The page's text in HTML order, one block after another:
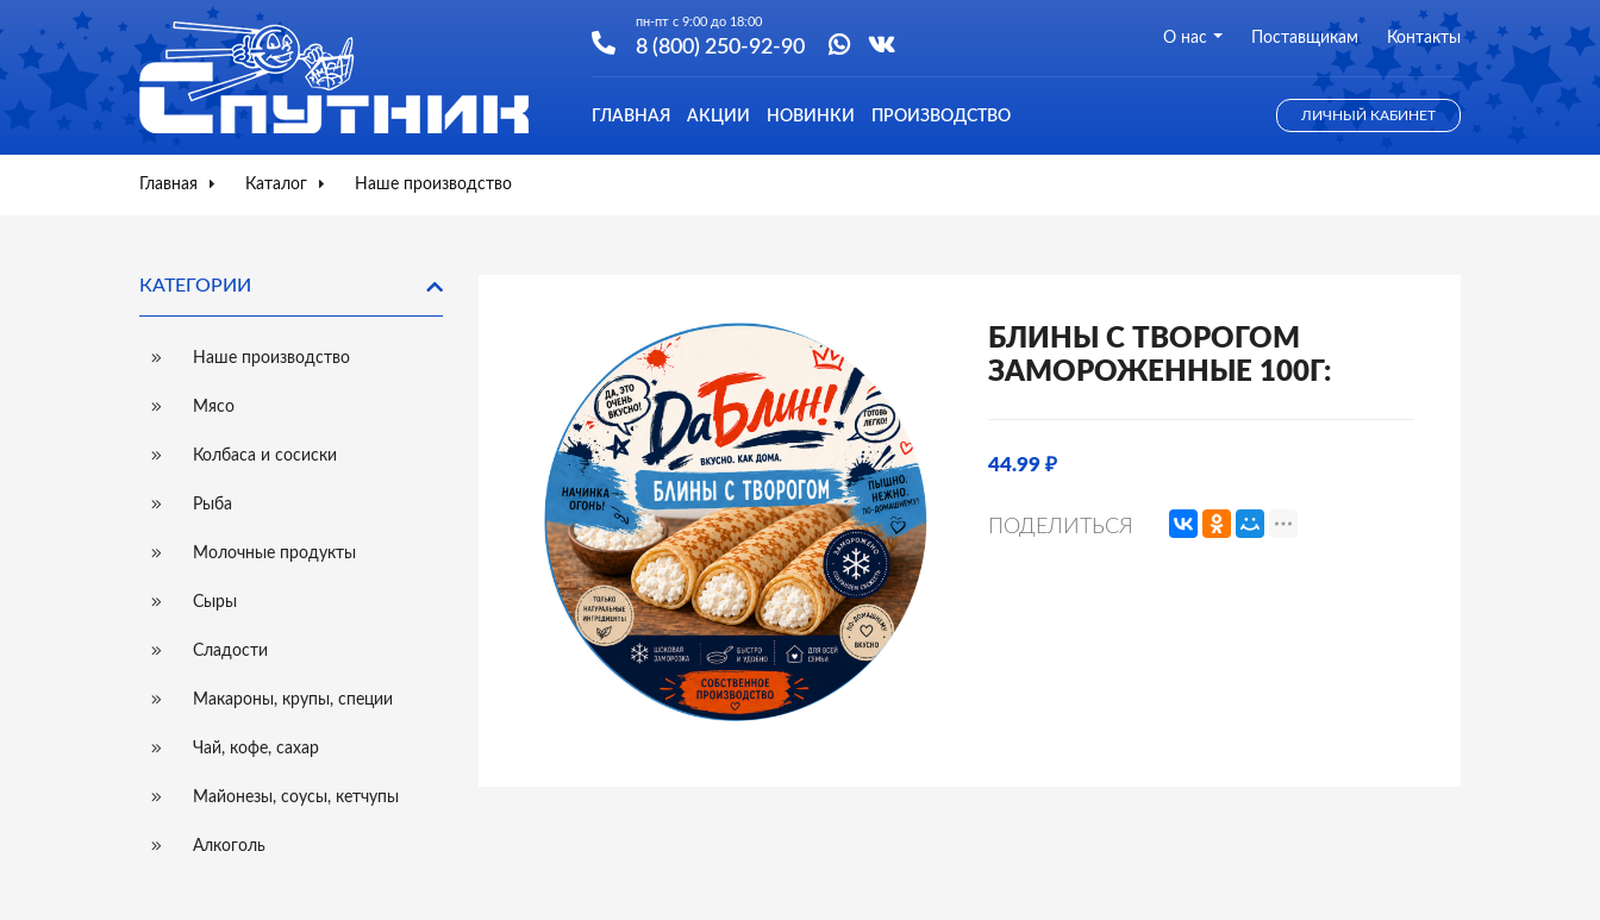
пн-пт с 9:00 до 18:00
8 (800) 250-92-90 О нас Поставщикам Контакты
ГЛАВНАЯ АКЦИИ НОВИНКИ ПРОИЗВОДСТВО ЛИЧНЫЙ КАБИНЕТ
Главная Каталог Наше производство
КАТЕГОРИИ
Наше производство
Мясо
Колбаса и сосиски
Рыба
Молочные продукты
Сыры
Сладости
Макароны, крупы, специи
Чай, кофе, сахар
Майонезы, соусы, кетчупы
Алкоголь
БЛИНЫ С ТВОРОГОМ
ЗАМОРОЖЕННЫЕ 100Г:
44.99 ₽
ПОДЕЛИТЬСЯ